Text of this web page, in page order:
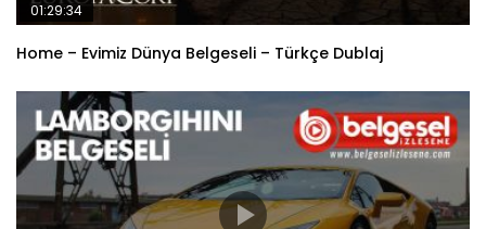
01:29:34
Home – Evimiz Dünya Belgeseli – Türkçe Dublaj